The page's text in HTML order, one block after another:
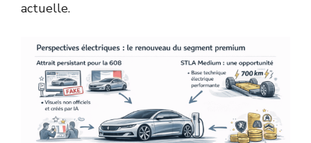
actuelle.